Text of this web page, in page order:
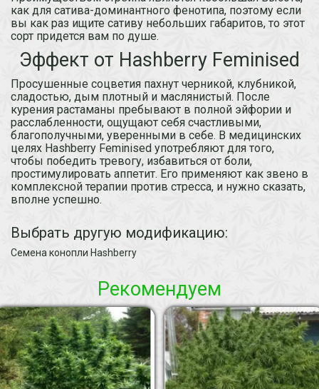
как для сатива-доминантного фенотипа, поэтому если
вы как раз ищите сативу небольших габаритов, то этот
сорт придется вам по душе.
Эффект от Hashberry Feminised
Просушенные соцветия пахнут черникой, клубникой,
сладостью, дым плотный и маслянистый. После
курения растаманы пребывают в полной эйфории и
расслабленности, ощущают себя счастливыми,
благополучными, уверенными в себе. В медицинских
целях Hashberry Feminised употребляют для того,
чтобы победить тревогу, избавиться от боли,
простимулировать аппетит. Его применяют как звено в
комплексной терапии против стресса, и нужно сказать,
вполне успешно.
Выбрать другую модификацию:
Семена конопли Hashberry
Рекомендуем